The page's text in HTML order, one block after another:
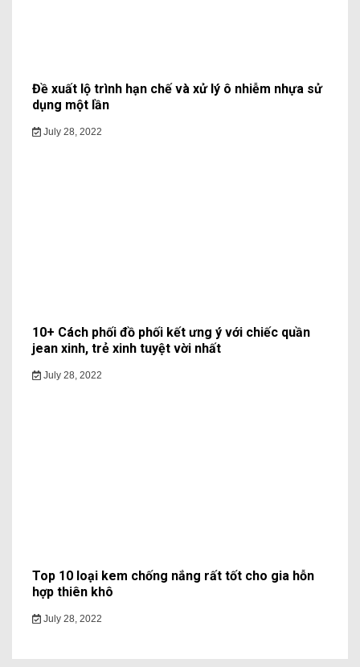
Đề xuất lộ trình hạn chế và xử lý ô nhiễm nhựa sử
dụng một lần
July 28, 2022
10+ Cách phối đồ phối kết ưng ý với chiếc quần
jean xinh, trẻ xinh tuyệt vời nhất
July 28, 2022
Top 10 loại kem chống nắng rất tốt cho gia hỗn
hợp thiên khô
July 28, 2022